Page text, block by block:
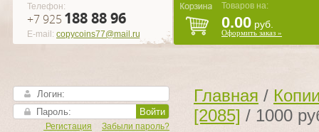
Телефон:
+7 925 188 88 96
E-mail: copycoins77@mail.ru
Товаров на:
0.00 руб.
Оформить заказ »
Войти
Забыли пароль?
Регистация
Главная /
[2085] / 1000